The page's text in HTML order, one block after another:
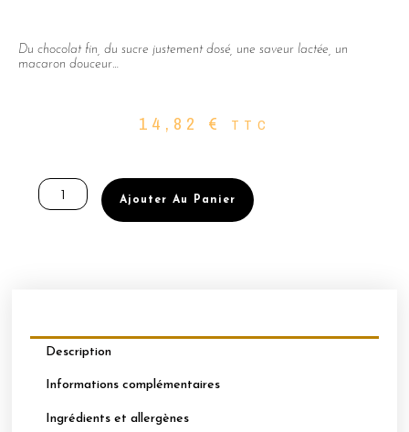
Du chocolat fin, du sucre justement dosé, une saveur lactée, un
macaron douceur…
14,82 € TTC
de
BOÎTE
LAIT
Ajouter Au Panier
Description
Informations complémentaires
Ingrédients et allergènes